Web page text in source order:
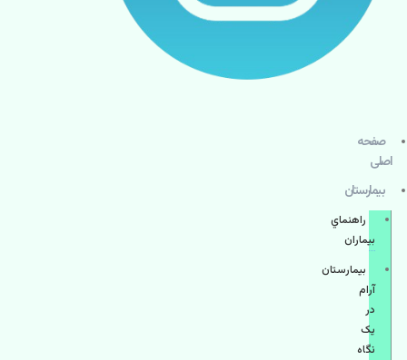
صفحه
اصلی
بيمارستان
راهنماي
بیماران
بیمارستان
آرام
در
یک
نگاه